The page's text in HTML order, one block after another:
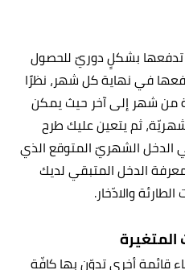
تدفعها بشكلٍ دوريّ للحصول
في نهاية كل شهر، نظرًا
من شهر إلى آخر حيث يمكن
ثم يتعين عليك طرح
الدخل الشهريّ المتوقع الذي
الدخل المتبقي لديك
والادّخار.
قائمة أخرى تدوّن بها كافّة